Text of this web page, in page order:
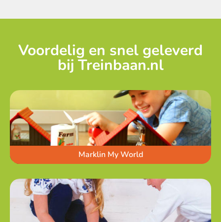
Voordelig en snel geleverd
bij Treinbaan.nl
Marklin My World